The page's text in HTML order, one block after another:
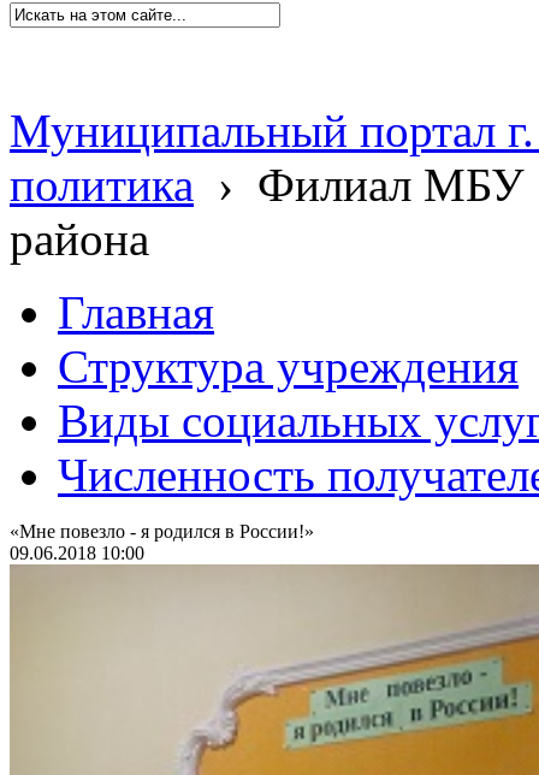
Муниципальный портал
политика › Филиал МБУ
района
Главная
Структура учреждения
Виды социальных
Численность
«Мне повезло - я родился в России!»
09.06.2018 10:00